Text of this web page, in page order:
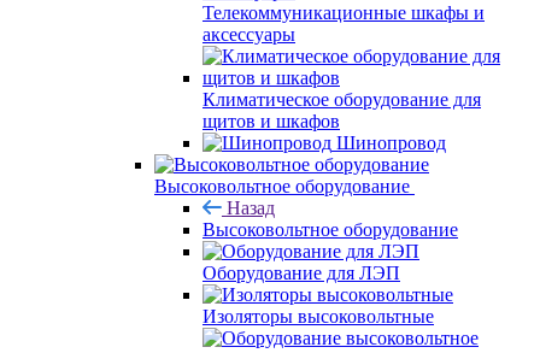
Телекоммуникационные шкафы и
аксессуары
Климатическое оборудование для
щитов и шкафов
Шинопровод
Высоковольтное оборудование
Назад
Высоковольтное оборудование
Оборудование для ЛЭП
Изоляторы высоковольтные